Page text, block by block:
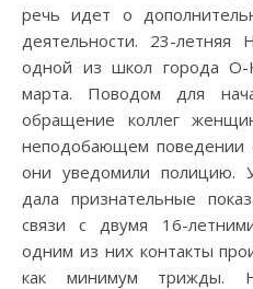
речь идет о
деятельности. 23-
одной из школ города О-
марта. Поводом для
обращение коллег
неподобающем поведении
они уведомили полицию.
дала признательные
связи с двумя 16-
одним из них контакты
как минимум трижды.